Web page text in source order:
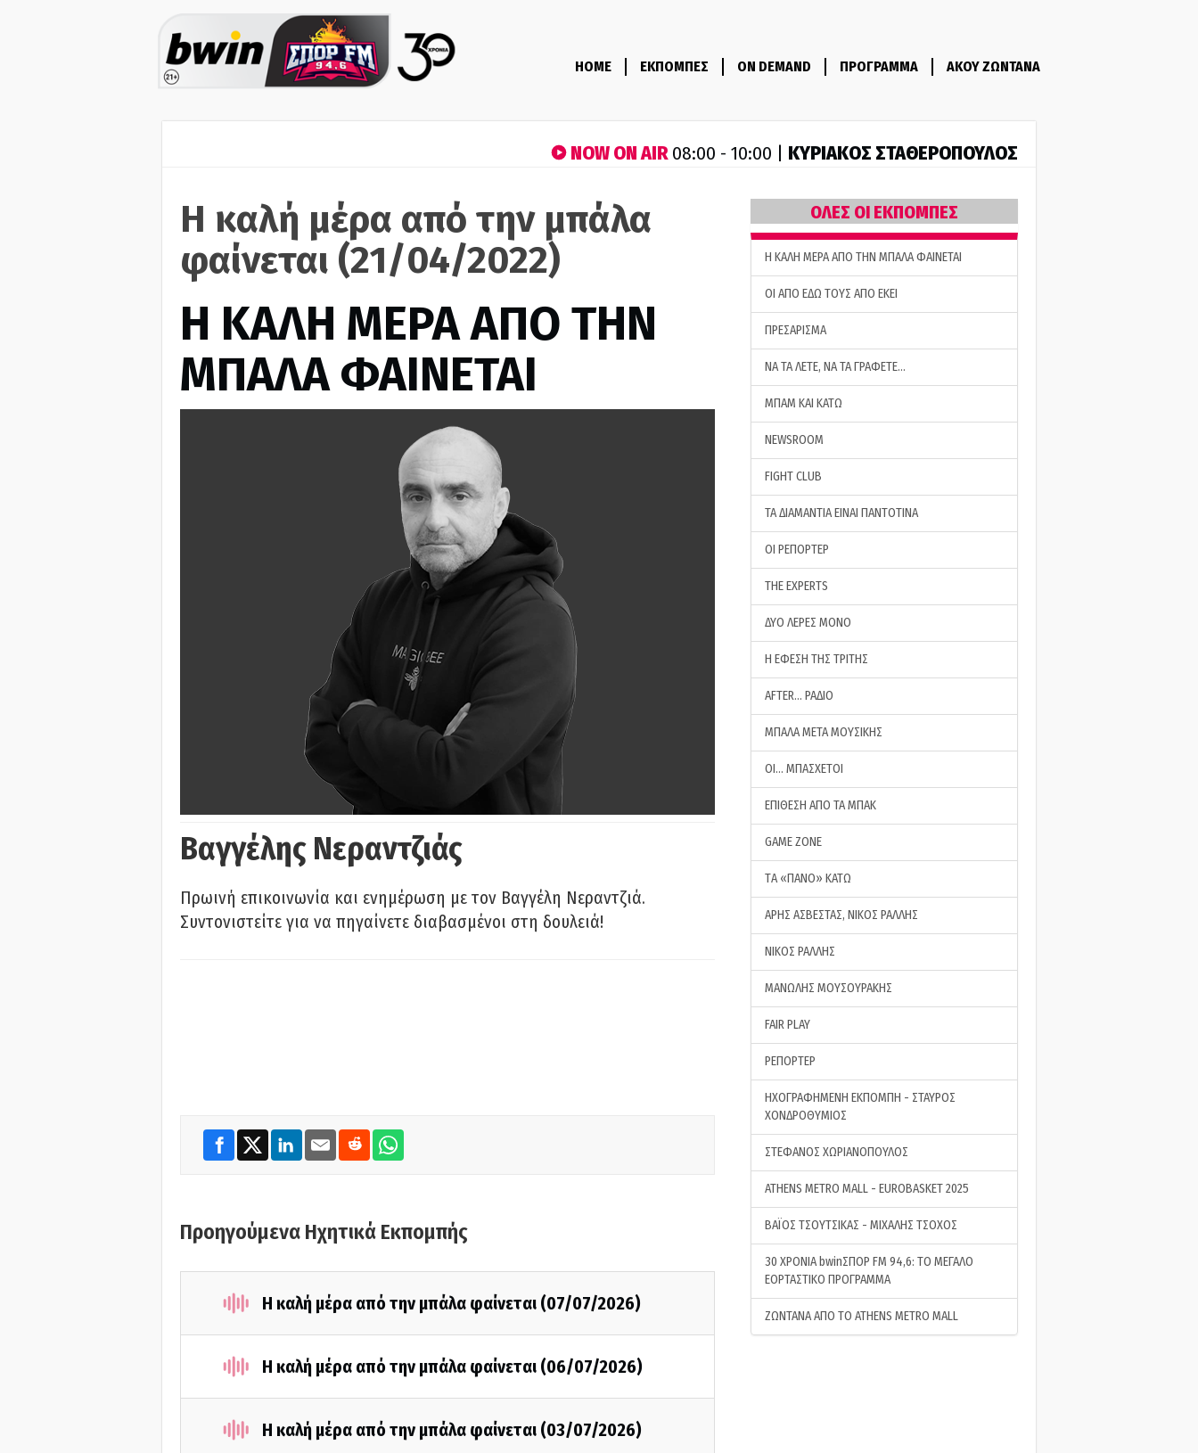
HOME ΕΚΠΟΜΠΕΣ ON DEMAND ΠΡΟΓΡΑΜΜΑ ΑΚΟΥ ΖΩΝΤΑΝΑ
NOW ON AIR08:00 - 10:00 | ΚΥΡΙΑΚΟΣ ΣΤΑΘΕΡΟΠΟΥΛΟΣ
Η καλή μέρα από την μπάλα
φαίνεται (21/04/2022)
H ΚΑΛΗ ΜΕΡΑ ΑΠΟ ΤΗΝ
ΜΠΑΛΑ ΦΑΙΝΕΤΑΙ
Βαγγέλης Νεραντζιάς
Πρωινή επικοινωνία και ενημέρωση με τον Βαγγέλη Νεραντζιά.
Συντονιστείτε για να πηγαίνετε διαβασμένοι στη δουλειά!
Προηγούμενα Ηχητικά Εκπομπής
Η καλή μέρα από την μπάλα φαίνεται (07/07/2026)
Η καλή μέρα από την μπάλα φαίνεται (06/07/2026)
Η καλή μέρα από την μπάλα φαίνεται (03/07/2026)
ΟΛΕΣ ΟΙ ΕΚΠΟΜΠΕΣ
H ΚΑΛΗ ΜΕΡΑ ΑΠΟ ΤΗΝ ΜΠΑΛΑ ΦΑΙΝΕΤΑΙ
ΟΙ ΑΠΟ ΕΔΩ ΤΟΥΣ ΑΠΟ ΕΚΕΙ
ΠΡΕΣΑΡΙΣΜΑ
ΝΑ ΤΑ ΛΕΤΕ, ΝΑ ΤΑ ΓΡΑΦΕΤΕ…
ΜΠΑΜ ΚΑΙ ΚΑΤΩ
NEWSROOM
FIGHT CLUB
ΤΑ ΔΙΑΜΑΝΤΙΑ ΕΙΝΑΙ ΠΑΝΤΟΤΙΝΑ
ΟΙ ΡΕΠΟΡΤΕΡ
THE EXPERTS
ΔΥΟ ΛΕΡΕΣ ΜΟΝΟ
Η ΕΦΕΣΗ ΤΗΣ ΤΡΙΤΗΣ
AFTER… ΡΑΔΙΟ
ΜΠΑΛΑ ΜΕΤΑ ΜΟΥΣΙΚΗΣ
ΟΙ… ΜΠΑΣΧΕΤΟΙ
ΕΠΙΘΕΣΗ ΑΠΟ ΤΑ ΜΠΑΚ
GAME ZONE
ΤA «ΠΑΝΟ» ΚΑΤΩ
ΑΡΗΣ ΑΣΒΕΣΤΑΣ, ΝΙΚΟΣ ΡΑΛΛΗΣ
ΝΙΚΟΣ ΡΑΛΛΗΣ
ΜΑΝΩΛΗΣ ΜΟΥΣΟΥΡΑΚΗΣ
FAIR PLAY
ΡΕΠΟΡΤΕΡ
ΗΧΟΓΡΑΦΗΜΕΝΗ ΕΚΠΟΜΠΗ - ΣΤΑΥΡΟΣ
ΧΟΝΔΡΟΘΥΜΙΟΣ
ΣΤΕΦΑΝΟΣ ΧΩΡΙΑΝΟΠΟΥΛΟΣ
ATHENS METRO MALL - EUROBASKET 2025
ΒΑΪΟΣ ΤΣΟΥΤΣΙΚΑΣ - ΜΙΧΑΛΗΣ ΤΣΟΧΟΣ
30 ΧΡΟΝΙΑ bwinΣΠΟΡ FM 94,6: ΤΟ ΜΕΓΑΛΟ
ΕΟΡΤΑΣΤΙΚΟ ΠΡΟΓΡΑΜΜΑ
ΖΩΝΤΑΝΑ ΑΠΟ ΤΟ ATHENS METRO MALL